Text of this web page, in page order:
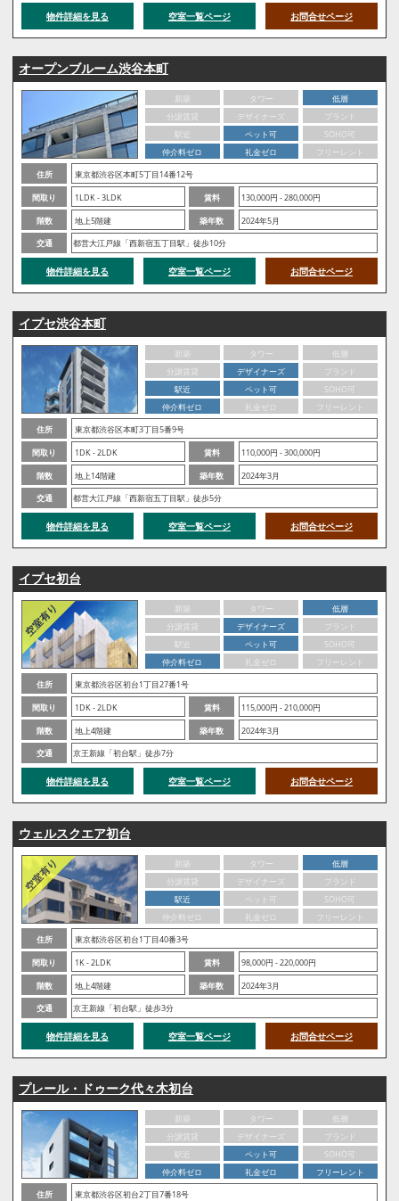
物件詳細を見る 空室一覧ページ お問合せページ
オープンブルーム渋谷本町
新築 タワー
低層
分譲賃貸
デザイナーズ
ブランド
駅近
ペット可
SOHO可
仲介料ゼロ
礼金ゼロ
フリーレント
住所
東京都渋谷区本町5丁目14番12号
間取り
1LDK - 3LDK 賃料
130,000円 - 280,000円
階数
地上5階建 築年数
2024年5月
交通
都営大江戸線「西新宿五丁目駅」徒歩10分
物件詳細を見る 空室一覧ページ お問合せページ
イプセ渋谷本町
新築 タワー
低層
分譲賃貸
デザイナーズ
ブランド
駅近
ペット可
SOHO可
仲介料ゼロ
礼金ゼロ
フリーレント
住所
東京都渋谷区本町3丁目5番9号
間取り
1DK - 2LDK 賃料
110,000円 - 300,000円
階数
地上14階建 築年数
2024年3月
交通
都営大江戸線「西新宿五丁目駅」徒歩5分
物件詳細を見る 空室一覧ページ お問合せページ
イプセ初台
新築 タワー
低層
分譲賃貸
デザイナーズ
ブランド
駅近
ペット可
SOHO可
仲介料ゼロ
礼金ゼロ
フリーレント
住所
東京都渋谷区初台1丁目27番1号
間取り
1DK - 2LDK 賃料
115,000円 - 210,000円
階数
地上4階建 築年数
2024年3月
交通
京王新線「初台駅」徒歩7分
物件詳細を見る 空室一覧ページ お問合せページ
ウェルスクエア初台
新築 タワー
低層
分譲賃貸
デザイナーズ
ブランド
駅近
ペット可
SOHO可
仲介料ゼロ
礼金ゼロ
フリーレント
住所
東京都渋谷区初台1丁目40番3号
間取り
1K - 2LDK 賃料
98,000円 - 220,000円
階数
地上4階建 築年数
2024年3月
交通
京王新線「初台駅」徒歩3分
物件詳細を見る 空室一覧ページ お問合せページ
プレール・ドゥーク代々木初台
新築 タワー
低層
分譲賃貸
デザイナーズ
ブランド
駅近
ペット可
SOHO可
仲介料ゼロ
礼金ゼロ
フリーレント
住所
東京都渋谷区初台2丁目7番18号